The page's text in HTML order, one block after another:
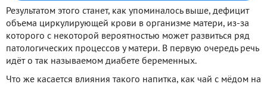
Результатом этого станет, как упоминалось выше, дефицит
объема циркулирующей крови в организме матери, из-за
которого с некоторой вероятностью может развиться ряд
патологических процессов у матери. В первую очередь речь
идёт о так называемом диабете беременных.
Что же касается влияния такого напитка, как чай с мёдом на